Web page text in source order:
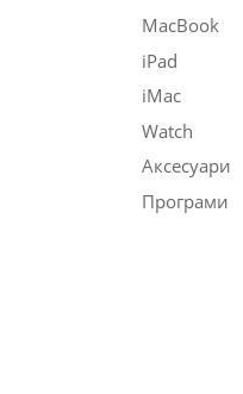
MacBook
iPad
iMac
Watch
Аксесуари
Програми